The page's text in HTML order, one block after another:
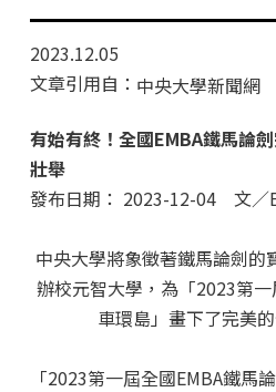
師生動
2023.12.05
文章引用自： 中央大學新聞網
有始有終！全國EMBA鐵馬論
壯舉
發布日期： 2023-12-04 文／
中央大學將象徵著鐵馬論劍的
辦校元智大學，為「2023第
車環島」畫下了完美
「2023第一屆全國EMBA鐵馬